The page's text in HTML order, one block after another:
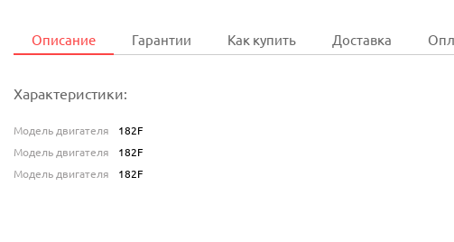
Описание Гарантии Как купить Доставка
Характеристики:
Модель двигателя
182F
Модель двигателя
182F
Модель двигателя
182F